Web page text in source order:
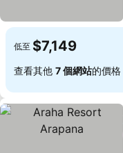
低至 $7,149
查看其他 7 個網站的價格